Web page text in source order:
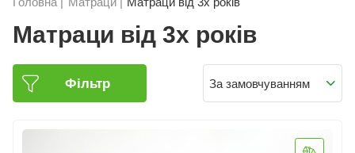
Матраци від 3х років
Фільтр За замовчуванням